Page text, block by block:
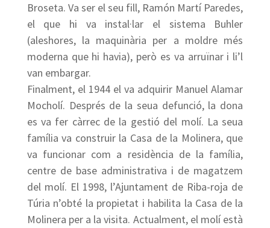
Broseta. Va ser el seu fill, Ramón Martí Paredes,
el que hi va instal·lar el sistema Buhler
(aleshores, la maquinària per a moldre més
moderna que hi havia), però es va arruïnar i li’l
van embargar.
Finalment, el 1944 el va adquirir Manuel Alamar
Mocholí. Després de la seua defunció, la dona
es va fer càrrec de la gestió del molí. La seua
família va construir la Casa de la Molinera, que
va funcionar com a residència de la família,
centre de base administrativa i de magatzem
del molí. El 1998, l’Ajuntament de Riba-roja de
Túria n’obté la propietat i habilita la Casa de la
Molinera per a la visita. Actualment, el molí està